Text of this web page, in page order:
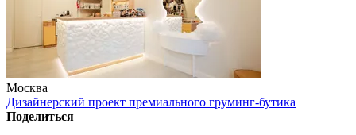
Москва
Дизайнерский проект премиального груминг-бутика
Поделиться